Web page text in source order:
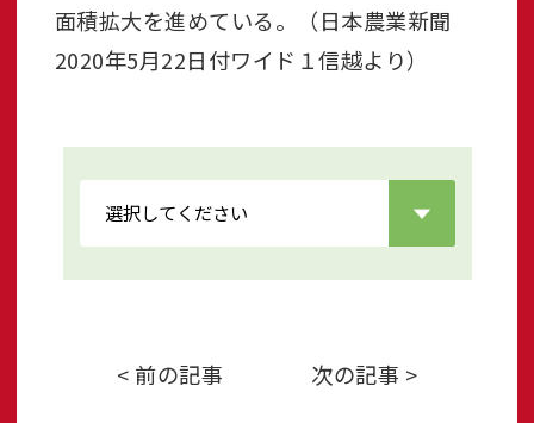
面積拡大を進めている。（日本農業新聞
2020年5月22日付ワイド１信越より）
< 前の記事 次の記事 >